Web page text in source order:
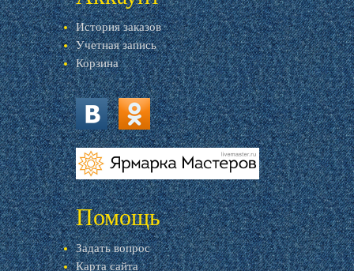
История заказов
Учетная запись
Корзина
vk.com ok.ru
livemaster.ru
Помощь
Задать вопрос
Карта сайта